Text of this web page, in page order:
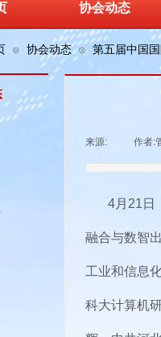
⊙ 协会动态 ⊙ 第五届中国
协会动态
来源: 作者:
4月21日
融合与数智
工业和信息
科大计算机